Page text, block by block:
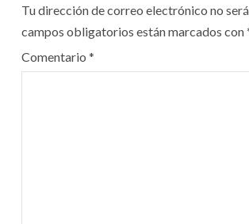
Tu dirección de correo electrónico no
campos obligatorios están marcados con
Comentario *